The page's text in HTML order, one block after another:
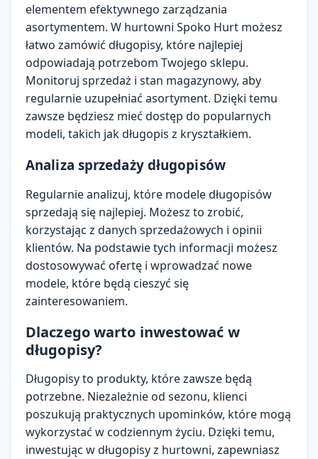
elementem efektywnego zarządzania
asortymentem. W hurtowni Spoko Hurt możesz
łatwo zamówić długopisy, które najlepiej
odpowiadają potrzebom Twojego sklepu.
Monitoruj sprzedaż i stan magazynowy, aby
regularnie uzupełniać asortyment. Dzięki temu
zawsze będziesz mieć dostęp do popularnych
modeli, takich jak długopis z kryształkiem.
Analiza sprzedaży długopisów
Regularnie analizuj, które modele długopisów
sprzedają się najlepiej. Możesz to zrobić,
korzystając z danych sprzedażowych i opinii
klientów. Na podstawie tych informacji możesz
dostosowywać ofertę i wprowadzać nowe
modele, które będą cieszyć się
zainteresowaniem.
Dlaczego warto inwestować w
długopisy?
Długopisy to produkty, które zawsze będą
potrzebne. Niezależnie od sezonu, klienci
poszukują praktycznych upominków, które mogą
wykorzystać w codziennym życiu. Dzięki temu,
inwestując w długopisy z hurtowni, zapewniasz